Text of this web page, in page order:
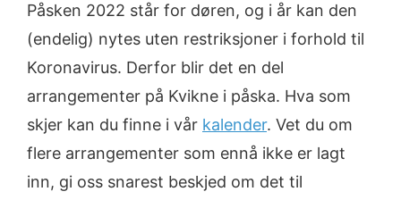
Påsken 2022 står for døren, og i år kan den
(endelig) nytes uten restriksjoner i forhold til
Koronavirus. Derfor blir det en del
arrangementer på Kvikne i påska. Hva som
skjer kan du finne i vår kalender. Vet du om
flere arrangementer som ennå ikke er lagt
inn, gi oss snarest beskjed om det til